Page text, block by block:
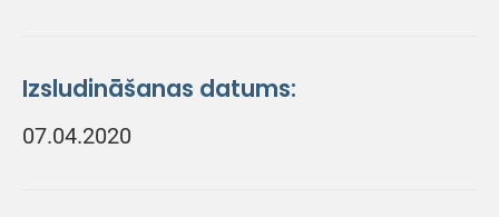
Izsludināšanas datums:
07.04.2020